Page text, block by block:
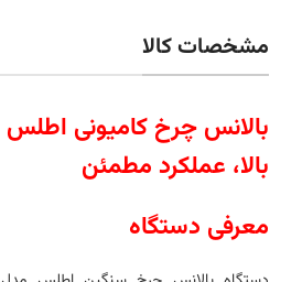
مشخصات کالا
بالا، عملکرد مطمئن
معرفی دستگاه